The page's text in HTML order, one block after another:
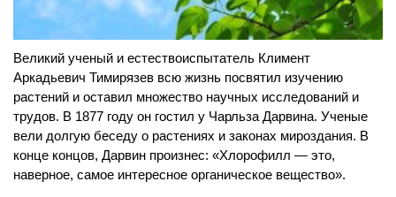
Великий ученый и естествоиспытатель Климент
Аркадьевич Тимирязев всю жизнь посвятил изучению
растений и оставил множество научных исследований и
трудов. В 1877 году он гостил у Чарльза Дарвина. Ученые
вели долгую беседу о растениях и законах мироздания. В
конце концов, Дарвин произнес: «Хлорофилл — это,
наверное, самое интересное органическое вещество».